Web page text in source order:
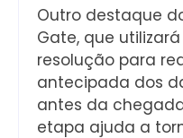
Outro destaque
Gate, que
resolução para
antecipada dos
antes da
etapa ajuda a